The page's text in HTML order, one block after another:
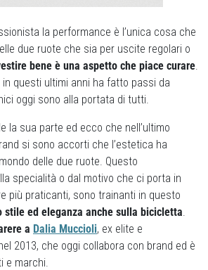
la performance è l’unica cosa che
due ruote che sia per uscite regolari o
bene è una aspetto che piace curare.
in questi ultimi anni ha fatto passi da
oggi sono alla portata di tutti.
la sua parte ed ecco che nell’ultimo
si sono accorti che l’estetica ha
delle due ruote. Questo
specialità o dal motivo che ci porta in
più praticanti, sono trainanti in questo
stile ed eleganza anche sulla bicicletta.
a Dalia Muccioli, ex elite e
2013, che oggi collabora con brand ed è
e marchi.